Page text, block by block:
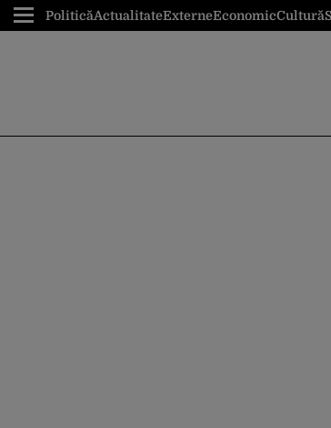
PoliticăActualitateExterneEconomicCultură